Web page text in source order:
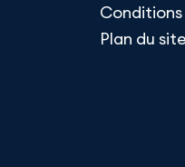
Plan du site